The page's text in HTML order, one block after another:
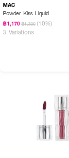
MAC
Powder Kiss Liquid
฿1,170 ฿1,300 (10%)
3 Variations